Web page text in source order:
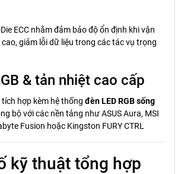
ECC nhằm đảm bảo độ ổn định khi vận
cao, giảm lỗi dữ liệu trong các tác vụ trọng
& tản nhiệt cao cấp
hợp kèm hệ thống đèn LED RGB sống
bộ với các nền tảng như ASUS Aura, MSI
Fusion hoặc Kingston FURY CTRL
kỹ thuật tổng hợp